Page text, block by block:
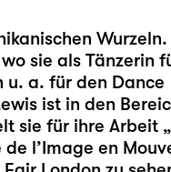
sie als Tänzerin
a. für den Dance
ist in den
sie für ihre Arbeit
l’Image en